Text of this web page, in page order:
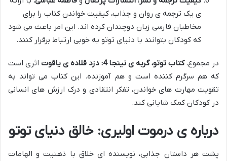
ی یک ترجمه ی روان و جذاب، کیفیت خواندن کتاب را برای
مخاطبان فارسی زبان دوچندان کرده اند. این امر باعث می شود
که کودکان بتوانند با دنیای توتو به خوبی ارتباط برقرار کنند.
در مجموع،کتاب توتو، گربه ی نینجا 4: دزد قلاده ی یاقوت
اثری است
که هم سرگرم کننده است و هم آموزنده. این کتاب می تواند به
تقویت مهارت های خواندن، تفکر انتقادی و درک ارزش های انسانی
در کودکان کمک شایانی کند.
درباره ی درموت اولیری: خالق دنیای توتو
پشت هر داستان جذابی، نویسنده ای خلاق با ذهنیت و الهامات